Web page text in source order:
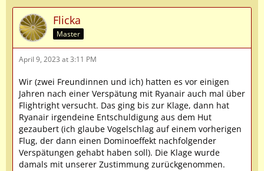
Flicka
Master
April 9, 2023 at 3:11 PM
Wir (zwei Freundinnen und ich) hatten es vor einigen
Jahren nach einer Verspätung mit Ryanair auch mal über
Flightright versucht. Das ging bis zur Klage, dann hat
Ryanair irgendeine Entschuldigung aus dem Hut
gezaubert (ich glaube Vogelschlag auf einem vorherigen
Flug, der dann einen Dominoeffekt nachfolgender
Verspätungen gehabt haben soll). Die Klage wurde
damals mit unserer Zustimmung zurückgenommen.